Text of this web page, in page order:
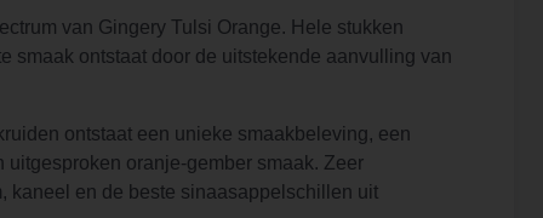
van Gingery Tulsi Orange. Hele stukken
smaak ontstaat door de uitstekende aanvulling van
ontstaat een ​​unieke smaakbeleving, een
oranje-gember smaak. Zeer
kaneel en de beste sinaasappelschillen uit